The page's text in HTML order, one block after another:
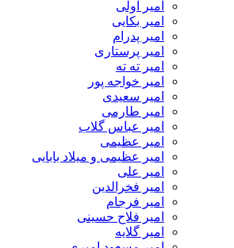
امیر اولی
امیر بکایی
امیر پدرام
امیر پرستاری
امیر ته ته
امیر خواجه پور
امیر سعیدی
امیر طارمی
امیر عباس گلاب
امیر عظیمی
امیر عظیمی و میلاد بابایی
امیر علی
امیر فخرالدین
امیر فرجام
امیر فلاح حسینی
امیر گلایه